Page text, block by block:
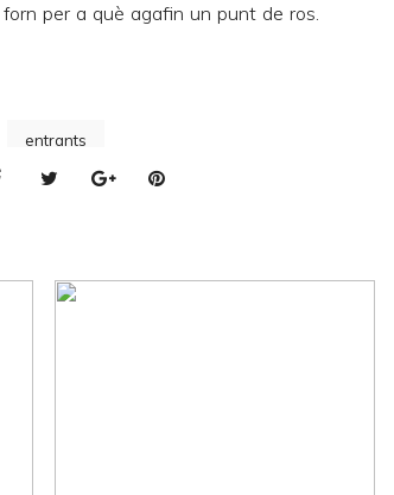
per a què agafin un punt de ros.
entrants